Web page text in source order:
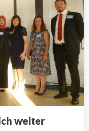
weiter